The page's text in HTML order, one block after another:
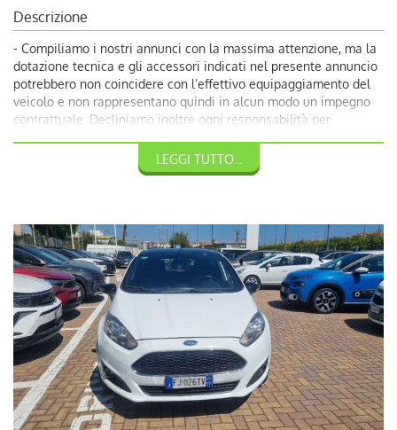
Descrizione
- Compiliamo i nostri annunci con la massima attenzione, ma la
dotazione tecnica e gli accessori indicati nel presente annuncio
potrebbero non coincidere con l’effettivo equipaggiamento del
veicolo e non rappresentano quindi in alcun modo un impegno
contrattuale. Decliniamo inoltre ogni responsabilità per
garantire ai nostri clienti la più completa soddisfazione, vi
invitiamo a chiedere conferma delle dotazioni del veicolo ai
-8900€: Promozione Autoquadrifoglio con rottamazione veicolo
usato con almeno dieci anni;
-9900 €: Prezzo di Vendita Autoquadrifoglio;
Per Info chiama Giuseppe al 389.898.1300;
- CHILOMETRAGGIO CERTIFICATO.
- Auto guidabile anche da un Neopatentato.
- La vettura si trova presso la nostra sede in Via Braja 48r
LEGGI TUTTO...